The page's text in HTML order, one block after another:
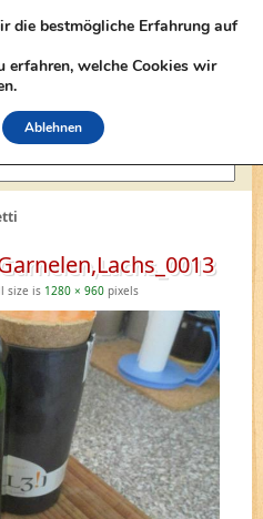
size is 1280 × 960pixels
die bestmögliche Erfahrung auf
erfahren, welche Cookies wir
Ablehnen